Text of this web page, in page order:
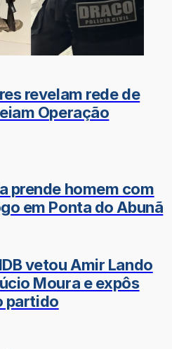
revelam rede de
Operação
prende homem com
em Ponta do Abunã
vetou Amir Lando
Moura e expôs
partido